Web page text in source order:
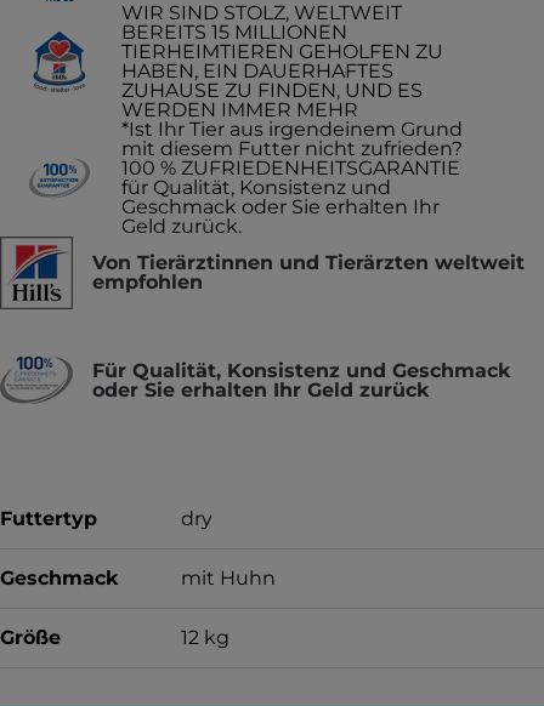
WIR SIND STOLZ, WELTWEIT
BEREITS 15 MILLIONEN
TIERHEIMTIEREN GEHOLFEN ZU
HABEN, EIN DAUERHAFTES
ZUHAUSE ZU FINDEN, UND ES
WERDEN IMMER MEHR
*Ist Ihr Tier aus irgendeinem Grund
mit diesem Futter nicht zufrieden?
100 % ZUFRIEDENHEITSGARANTIE
für Qualität, Konsistenz und
Geschmack oder Sie erhalten Ihr
Geld zurück.
Von Tierärztinnen und Tierärzten weltweit
empfohlen
Für Qualität, Konsistenz und Geschmack
oder Sie erhalten Ihr Geld zurück
Futtertyp dry
Geschmack mit Huhn
Größe 12 kg